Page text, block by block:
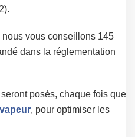
vous conseillons 145
dans la réglementation
posés, chaque fois que
, pour optimiser les